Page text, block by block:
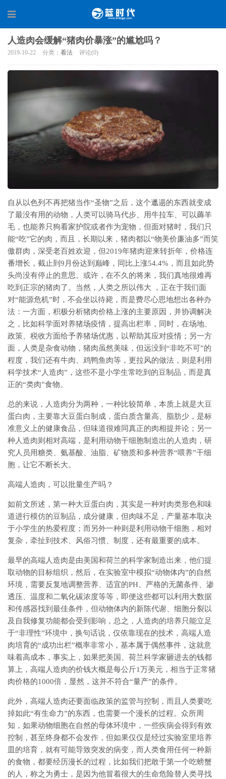
人造肉会缓解“猪肉价暴涨”的尴尬吗？
2019-10-22 分类： 看法 评论(0)
自从以色列不再把猪当作“圣物”之后，这个邋遢的东西就变成
了最没有用的动物，人类可以骑马代步、用牛拉车、可以薅羊
毛，也能养只狗看家护院或者作为宠物，但面对猪时，我们只
能“吃”它的肉，而且，长期以来，猪肉都以“物美价廉油多”而笑
傲群肉，深受老百姓欢迎，但2019年猪肉迎来转折年，价格连
番增长，截止到9月份达到巅峰，同比上涨54.4%，而且如此势
头尚没有停止的意思。或许，在不久的将来，我们真地很难再
吃到正宗的猪肉了。当然，人类之所以伟大 ，正在于我们面
对“能源危机”时，不会坐以待毙，而是费尽心思地想出各种办
法：一方面，积极分析猪肉价格上涨的主要原因，并协调解决
之，比如科学面对养猪场疫情，提高出栏率，同时，在场地、
政策、税收方面给予养猪场优惠，以帮助其应对疫情；另一方
面，人类是杂食动物，猪肉虽然美味，但远没到“非吃不可”的
程度，我们还有牛肉、鸡鸭鱼肉等，更拉风的做法，则是利用
科学技术“人造肉”，这些不是小学生常吃到的豆制品，而是真
正的“类肉”食物。
总的来说，人造肉分为两种，一种比较简单，本质上就是大豆
蛋白肉，主要靠大豆蛋白制成，蛋白质含量高、脂肪少，是标
准意义上的健康食品，但味道很难同真正的肉相提并论；另一
种人造肉则相对高端，是利用动物干细胞制造出的人造肉，研
究人员用糖类、氨基酸、油脂、矿物质和多种营养“喂养”干细
胞，让它不断长大。
高端人造肉，可以批量生产吗？
如前文所述，第一种大豆蛋白肉，其实是一种对肉类形色和味
道进行模仿的豆制品，成分健康，但肉味不足，产量基本取决
于小学生的热爱程度；而另外一种则是利用动物干细胞，相对
复杂，牵扯到技术、风俗习惯、制度，还有最重要的成本。
最早的高端人造肉是由美国和荷兰的科学家制造出来，他们提
取动物的目标组织，然后，在实验室中模拟“动物体内”的自然
环境，需要反复地调整营养、适宜的PH、严格的无菌条件、渗
透压、温度和二氧化碳浓度等等，即便这些都可以利用大数据
和传感器找到最佳条件，但动物体内的新陈代谢、细胞分裂以
及自我修复功能都会受到影响，总之，人造肉的培养只能立足
于“非理性”环境中，换句话说，仅依靠现在的技术，高端人造
肉培育的“成功出栏”概率非常小，基本属于偶然事件，这就意
味着高成本，事实上，如果把美国、荷兰科学家砸进去的钱都
算上，高端人造肉的价钱大概是每公斤1万美元，相当于正常猪
肉价格的1000倍，显然，这并不符合“量产”的条件。
此外，高端人造肉还要面临政策的监管与控制，而且人类要吃
掉如此“有生命力”的东西，也需要一个漫长的过程。众所周
知，如果动物细胞在自然的母体环境中，一些疾病会得到有效
控制，甚至终身都不会发作，但如果仅仅是经过实验室里培养
皿的培育，就有可能导致突发的病变，而人类食用任何一种新
的食物，都要经历漫长的过程，比如我们把敢于第一个吃螃蟹
的人，称之为勇士，是因为他冒着很大的生命危险替人类寻找